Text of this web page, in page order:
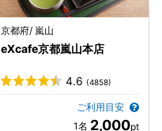
京都府/ 嵐山
eXcafe京都嵐山本店
4.6 (4858)
ご利用目安
2,000